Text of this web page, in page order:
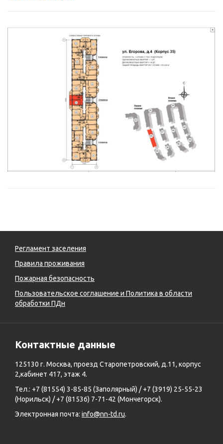
Регламент заселения
Правила проживания
Пожарная безопасность
Пользовательское соглашение и Политика в области
обработки ПДн
Контактные данные
125130 г. Москва, проезд Старопетровский, д.11, корпус
2,кабинет 417, этаж 4.
Тел.: +7 (81554) 3-85-85 (Заполярный) / +7 (3919) 25-55-23
(Норильск) / +7 (81536) 7-71-42 (Мончегорск).
Электронная почта: info@nn-td.ru.